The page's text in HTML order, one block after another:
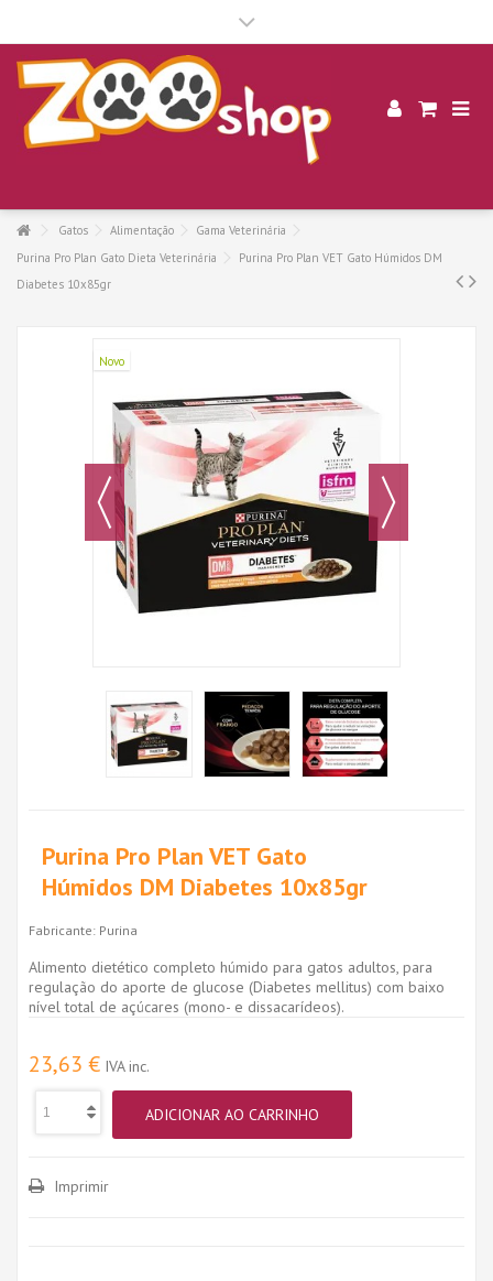
Gatos Alimentação
Gama Veterinária
Purina Pro Plan Gato Dieta Veterinária
Purina Pro Plan VET Gato Húmidos DM
Diabetes 10x85gr
Novo
Purina Pro Plan VET Gato
Húmidos DM Diabetes 10x85gr
Fabricante: Purina
Alimento dietético completo húmido para gatos adultos, para
regulação do aporte de glucose (Diabetes mellitus) com baixo
nível total de açúcares (mono- e dissacarídeos).
23,63 € IVA inc.
ADICIONAR AO CARRINHO
Imprimir